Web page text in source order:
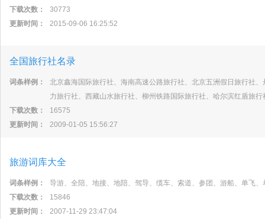
下载次数：
30773
更新时间：
2015-09-06 16:25:52
全国旅行社名录
词条样例：
北京鑫海国际旅行社、海南高速公路旅行社、北京五洲假日旅行社
力旅行社、西藏山水旅行社、柳州铁路国际旅行社、哈尔滨红盾旅
下载次数：
16575
更新时间：
2009-01-05 15:56:27
旅游词库大全
词条样例：
导游、全陪、地接、地陪、驾导、缆车、索道、参团、游船、单飞
下载次数：
15846
更新时间：
2007-11-29 23:47:04